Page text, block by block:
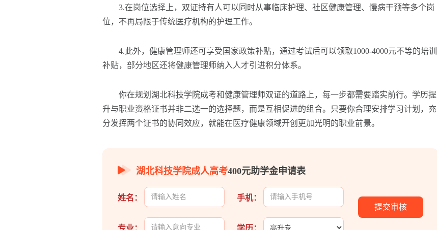
3.在岗位选择上，双证持有人可以同时从事临床护理、社区健康管理、慢病干预等多个岗
位，不再局限于传统医疗机构的护理工作。
4.此外，健康管理师还可享受国家政策补贴，通过考试后可以领取1000-4000元不等的培训
补贴，部分地区还将健康管理师纳入人才引进积分体系。
你在规划湖北科技学院成考和健康管理师双证的道路上，每一步都需要踏实前行。学历提
升与职业资格证书并非二选一的选择题，而是互相促进的组合。只要你合理安排学习计划，充
分发挥两个证书的协同效应，就能在医疗健康领域开创更加光明的职业前景。
湖北科技学院成人高考400元助学金申请表
姓名： 手机：
专业： 学历：